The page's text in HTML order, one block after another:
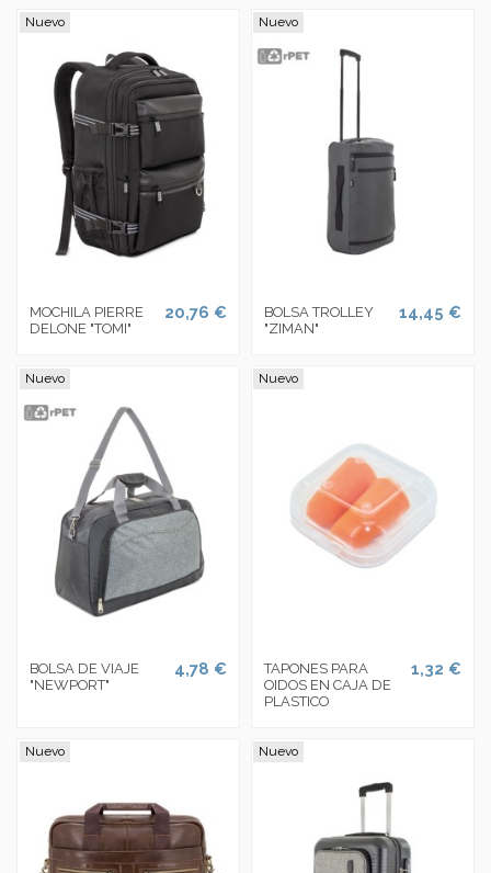
Nuevo
MOCHILA PIERRE
DELONE "TOMI"
20,76 €
Nuevo
BOLSA TROLLEY
"ZIMAN"
14,45 €
Nuevo
BOLSA DE VIAJE
"NEWPORT"
4,78 €
Nuevo
TAPONES PARA
OIDOS EN CAJA DE
PLASTICO
1,32 €
Nuevo Nuevo